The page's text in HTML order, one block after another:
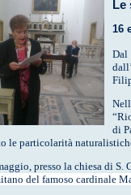
16
Dal
di
le particolarità
presso la chiesa di S.
del famoso cardinale